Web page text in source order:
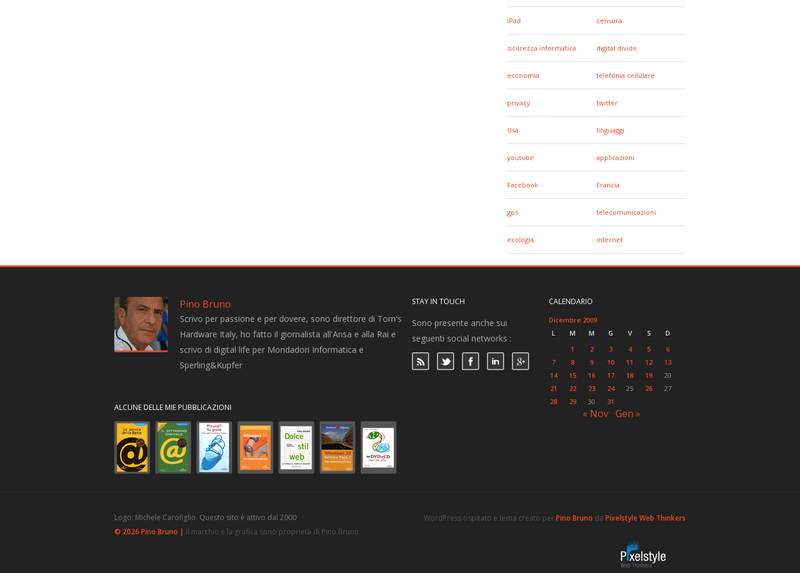
iPad censura
sicurezza informatica digital divide
economia telefonia cellulare
privacy twitter
Usa linguaggi
youtube applicazioni
Facebook Francia
gps telecomunicazioni
ecologia internet
Pino Bruno
Scrivo per passione e per dovere, sono direttore di Tom's
Hardware Italy, ho fatto il giornalista all'Ansa e alla Rai e
scrivo di digital life per Mondadori Informatica e
Sperling&Kupfer
ALCUNE DELLE MIE PUBBLICAZIONI
STAY IN TOUCH
Sono presente anche sui
seguenti social networks :
CALENDARIO
Dicembre 2009
L
M M G V S
D
1
2 3 4 5
6
7
8 9 10 11 12
13
14
15 16 17 18 19
20
21
22 23 24 25 26
27
28
29 30 31
« Nov Gen »
WordPress ospitato e tema creato perPino Bruno da Pixelstyle Web Thinkers
Logo: Michele Carofiglio. Questo sito è attivo dal 2000
© 2026 Pino Bruno | Il marchio e la grafica sono proprietà di Pino Bruno